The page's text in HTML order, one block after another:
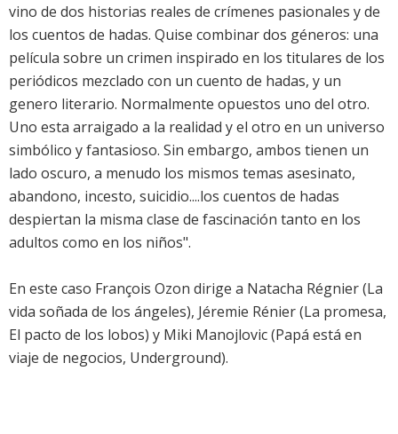
vino de dos historias reales de crímenes pasionales y de
los cuentos de hadas. Quise combinar dos géneros: una
película sobre un crimen inspirado en los titulares de los
periódicos mezclado con un cuento de hadas, y un
genero literario. Normalmente opuestos uno del otro.
Uno esta arraigado a la realidad y el otro en un universo
simbólico y fantasioso. Sin embargo, ambos tienen un
lado oscuro, a menudo los mismos temas asesinato,
abandono, incesto, suicidio....los cuentos de hadas
despiertan la misma clase de fascinación tanto en los
adultos como en los niños".
En este caso François Ozon dirige a Natacha Régnier (La
vida soñada de los ángeles), Jéremie Rénier (La promesa,
El pacto de los lobos) y Miki Manojlovic (Papá está en
viaje de negocios, Underground).